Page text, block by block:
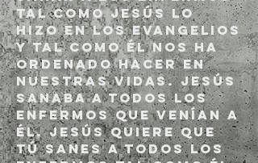
tal como Jesús lo
hizo en los evangelios
y tal como Él nos ha
ordenado hacer en
nuestras vidas. Jesús
sanaba a todos los
enfermos que venían a
Él. Jesús quiere que
tú sanes a todos los